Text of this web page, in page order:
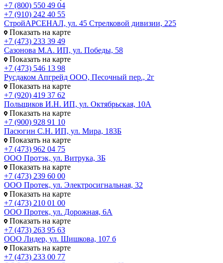
+7 (800) 550 49 04
+7 (910) 242 40 55
СтройАРСЕНАЛ, ул. 45 Стрелковой дивизии, 225
Показать на карте
+7 (473) 233 39 49
Сазонова М.А. ИП, ул. Победы, 58
Показать на карте
+7 (473) 546 13 98
Русдаком Апгрейд ООО, Песочный пер., 2г
Показать на карте
+7 (920) 419 37 62
Польщиков И.Н. ИП, ул. Октябрьская, 10А
Показать на карте
+7 (900) 928 91 10
Пасюгин С.Н. ИП, ул. Мира, 183Б
Показать на карте
+7 (473) 962 04 75
ООО Протэк, ул. Витрука, 3Б
Показать на карте
+7 (473) 239 60 00
ООО Протек, ул. Электросигнальная, 32
Показать на карте
+7 (473) 210 01 00
ООО Протек, ул. Дорожная, 6А
Показать на карте
+7 (473) 263 95 63
ООО Лидер, ул. Шишкова, 107 б
Показать на карте
+7 (473) 233 00 77